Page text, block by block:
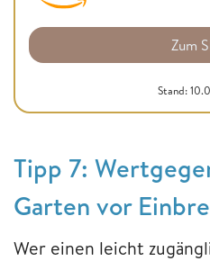
Zum
Stand:
​​​​​​​Tipp 7:
Garten vor
Wer einen leicht